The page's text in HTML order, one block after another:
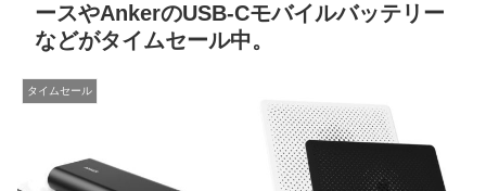
ースやAnkerのUSB-Cモバイルバッテリー
などがタイムセール中。
タイムセール